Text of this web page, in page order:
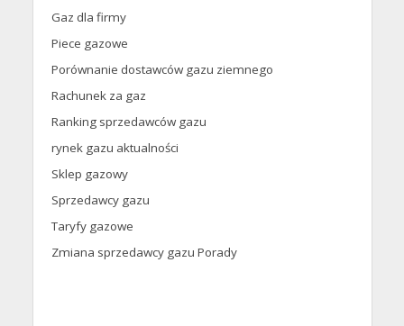
Gaz dla firmy
Piece gazowe
Porównanie dostawców gazu ziemnego
Rachunek za gaz
Ranking sprzedawców gazu
rynek gazu aktualności
Sklep gazowy
Sprzedawcy gazu
Taryfy gazowe
Zmiana sprzedawcy gazu Porady